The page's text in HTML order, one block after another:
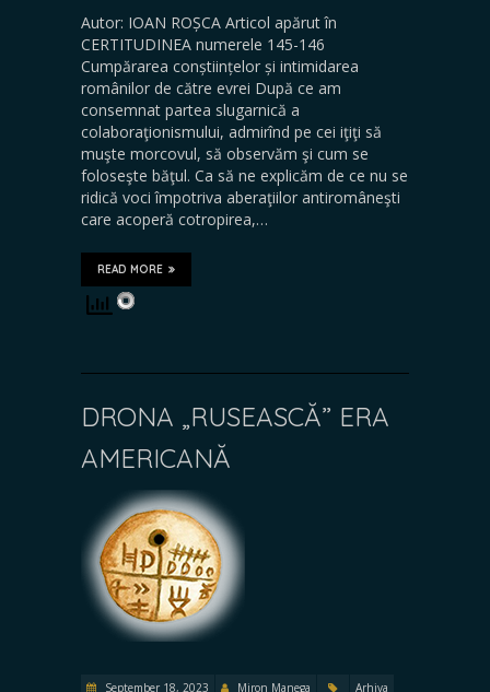
Autor: IOAN ROȘCA Articol apărut în
CERTITUDINEA numerele 145-146
Cumpărarea conștiințelor și intimidarea
românilor de către evrei După ce am
consemnat partea slugarnică a
colaboraţionismului, admirînd pe cei iţiţi să
muşte morcovul, să observăm şi cum se
foloseşte băţul. Ca să ne explicăm de ce nu se
ridică voci împotriva aberaţiilor antiromâneşti
care acoperă cotropirea,…
READ MORE
DRONA „RUSEASCĂ” ERA
AMERICANĂ
September 18, 2023 Miron Manega
Arhiva